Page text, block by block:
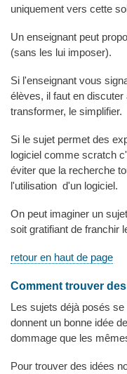
uniquement vers cette
Un enseignant peut
(sans les lui imposer).
Si l'enseignant vous
élèves, il faut en
transformer, le simplifier.
Si le sujet permet des
logiciel comme scratch
éviter que la recherche
l'utilisation d'un logiciel.
On peut imaginer un
soit gratifiant de franchir
retour en haut de page
Comment trouver
Les sujets déjà posés se
donnent un bonne idée
dommage que les
Pour trouver des idées